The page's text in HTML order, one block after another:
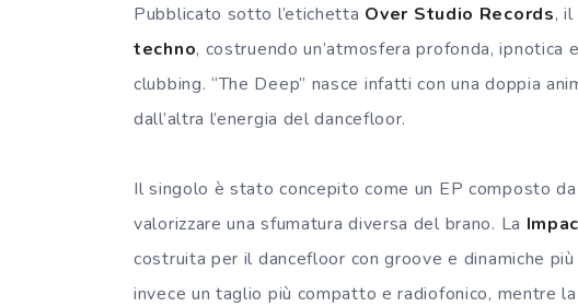
Pubblicato sotto l’etichetta Over Studio Records,
techno, costruendo un’atmosfera profonda, ipnotica
clubbing. “The Deep” nasce infatti con una doppia
dall’altra l’energia del dancefloor.
Il singolo è stato concepito come un EP composto
valorizzare una sfumatura diversa del brano. La
costruita per il dancefloor con groove e dinamiche più
invece un taglio più compatto e radiofonico, mentre la